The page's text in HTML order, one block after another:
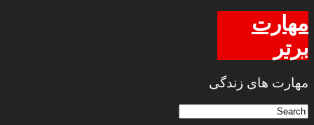
مهارت
برتر
مهارت های زندگی